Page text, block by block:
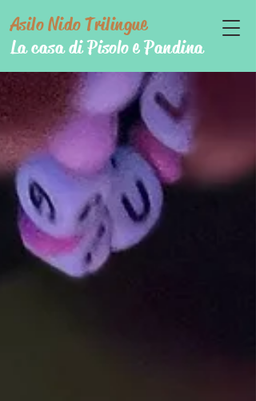
Asilo Nido Trilingue
La casa di Pisolo e Pandina